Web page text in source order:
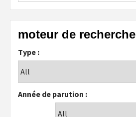
moteur de recherche
Type :
Année de parution :